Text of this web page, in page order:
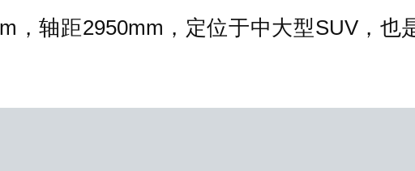
，轴距2950mm，定位于中大型SUV，